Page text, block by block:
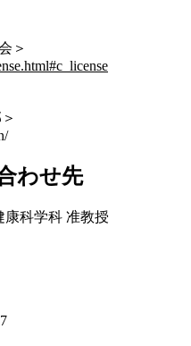
＞
わせ先
康科学科 准教授